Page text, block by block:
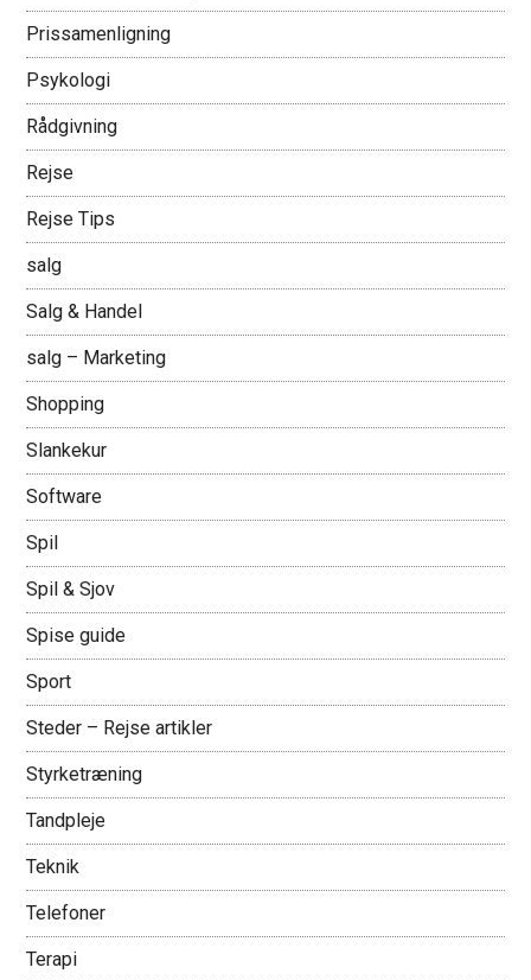
Prissamenligning
Psykologi
Rådgivning
Rejse
Rejse Tips
salg
Salg & Handel
salg – Marketing
Shopping
Slankekur
Software
Spil
Spil & Sjov
Spise guide
Sport
Steder – Rejse artikler
Styrketræning
Tandpleje
Teknik
Telefoner
Terapi